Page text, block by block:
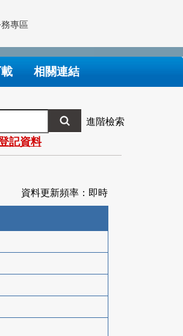
專區
相關連結
進階檢索
記資料
資料更新頻率：即時